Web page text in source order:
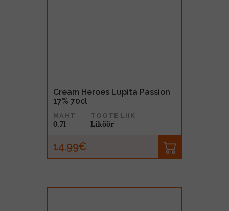
Cream Heroes Lupita Passion
17% 70cl
MAHT
0.7l
TOOTE LIIK
Liköör
14.99€